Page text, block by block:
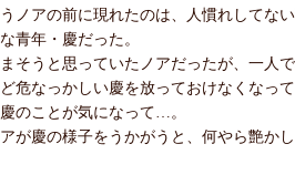
ノアの前に現れたのは、人慣れしてな
青年・慶だった。
そうと思っていたノアだったが、一人
危なっかしい慶を放っておけなくなって
のことが気になって…。
が慶の様子をうかがうと、何やら艶か